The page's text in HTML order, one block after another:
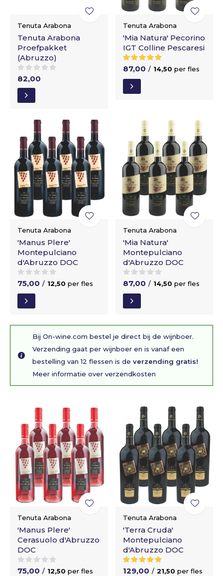
Tenuta Arabona
Tenuta Arabona
Proefpakket
(Abruzzo)
82,00
Tenuta Arabona
'Mia Natura' Pecorino
IGT Colline Pescaresi
87,00 / 14,50 per fles
Tenuta Arabona
'Manus Plere'
Montepulciano
d'Abruzzo DOC
75,00 / 12,50 per fles
Tenuta Arabona
'Mia Natura'
Montepulciano
d'Abruzzo DOC
87,00 / 14,50 per fles
Bij On-wine.com bestel je direct bij de wijnboer.
Verzending gaat per wijnboer en is vanaf een
bestelling van 12 flessen is de verzending gratis!
Meer informatie over verzendkosten
Tenuta Arabona
'Manus Plere'
Cerasuolo d'Abruzzo
DOC
75,00 / 12,50 per fles
Tenuta Arabona
'Terra Cruda'
Montepulciano
d'Abruzzo DOC
129,00 / 21,50 per fles